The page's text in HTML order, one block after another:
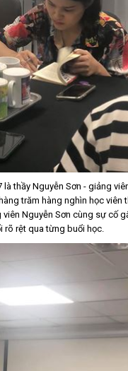
thầy Nguyễn Sơn - giảng
trăm hàng nghìn học viên
Nguyễn Sơn cùng sự cố
rõ rệt qua từng buổi học.